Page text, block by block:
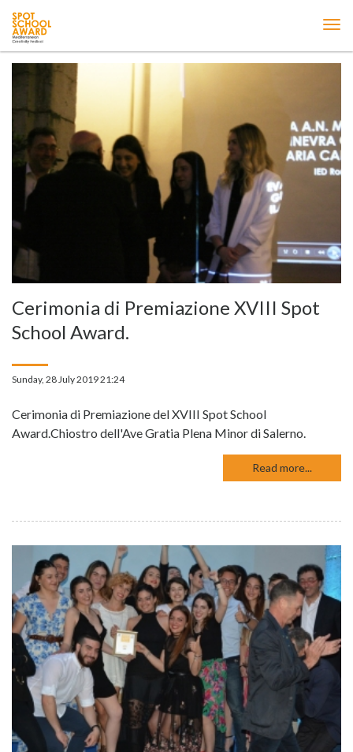
Cerimonia di Premiazione XVIII Spot
School Award.
Sunday, 28 July 2019 21:24
Cerimonia di Premiazione del XVIII Spot School
Award.Chiostro dell'Ave Gratia Plena Minor di Salerno.
Read more...